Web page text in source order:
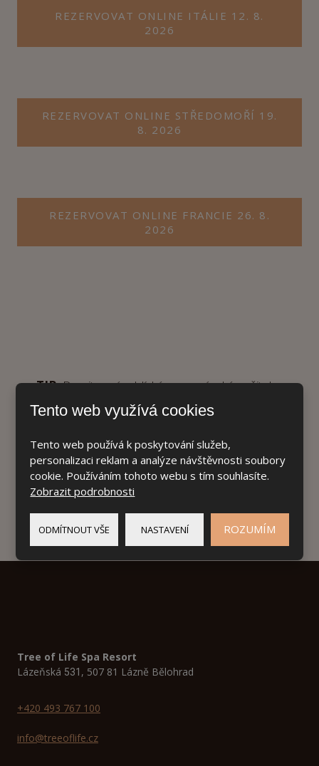
REZERVOVAT ONLINE ITÁLIE 12. 8.
2026
REZERVOVAT ONLINE STŘEDOMOŘÍ 19.
8. 2026
REZERVOVAT ONLINE FRANCIE 26. 8.
2026
TIP:Darujte svým blízkým gurmánský požitek v
restauraci Vernissage. Dárkový poukaz Vám rádi
767 000 .
Cosmopolitan a zelený čaj
Kir royale
Ledový čaj a Kombucha
Tree of Life Spa Resort
Lázeňská 531 , 507 81 Lázně Bělohrad
+420 493 767 100
info@treeoflife.cz
Tento web využívá cookies
Tento web používá k poskytování služeb,
personalizaci reklam a analýze návštěvnosti soubory
cookie. Používáním tohoto webu s tím souhlasíte.
Zobrazit podrobnosti
ODMÍTNOUT VŠE NASTAVENÍ ROZUMÍM